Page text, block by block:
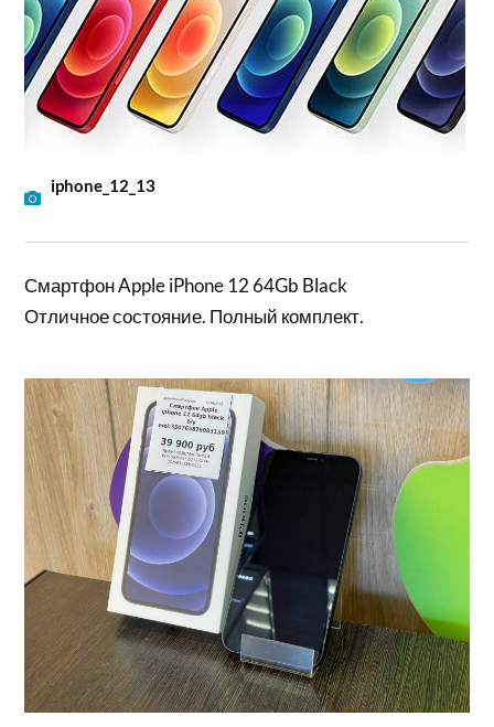
iphone_12_13
Смартфон Apple iPhone 12 64Gb Black
Отличное состояние. Полный комплект.